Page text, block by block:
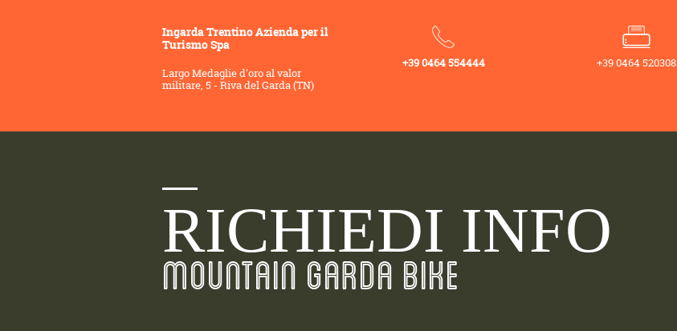
Ingarda Trentino Azienda per il
Turismo Spa
Largo Medaglie d'oro al valor
militare, 5 - Riva del Garda (TN)
+39 0464 554444 +39 0464 520308
RICHIEDI INFO
MOUNTAIN GARDA BIKE